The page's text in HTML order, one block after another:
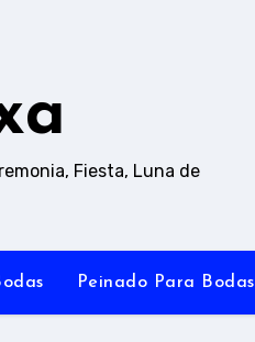
Fiesta, Luna de
Peinado Para Bodas